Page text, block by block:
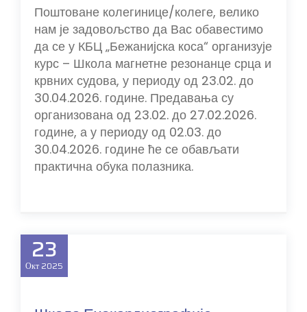
Поштоване колегинице/колеге, велико
нам је задовољство да Вас обавестимо
да се у КБЦ „Бежанијска коса“ организује
курс – Школа магнетне резонанце срца и
крвних судова, у периоду од 23.02. до
30.04.2026. године. Предавања су
организована од 23.02. до 27.02.2026.
године, а у периоду од 02.03. до
30.04.2026. године ће се обављати
практична обука полазника.
23
Окт 2025